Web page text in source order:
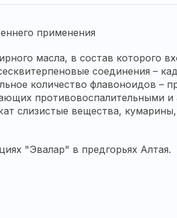
применения
масла, в состав которого
соединения –
количество флавоноидов –
противовоспалительными
слизистые вещества,
"Эвалар" в предгорьях Алтая.